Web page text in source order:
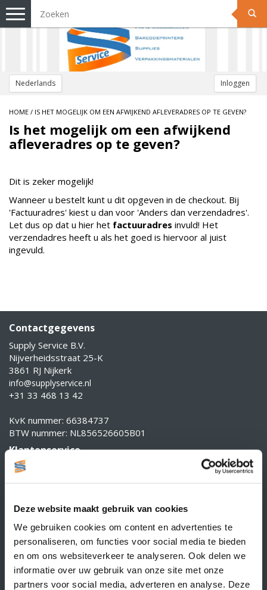
Deze website maakt gebruik van cookies
We gebruiken cookies om content en advertenties te
personaliseren, om functies voor social media te bieden
en om ons websiteverkeer te analyseren. Ook delen we
informatie over uw gebruik van onze site met onze
partners voor social media, adverteren en analyse. Deze
Nederlands Inloggen
Toggle
navigation
HOME / IS HET MOGELIJK OM EEN AFWIJKEND AFLEVERADRES OP TE GEVEN?
Is het mogelijk om een afwijkend
afleveradres op te geven?
Dit is zeker mogelijk!
Wanneer u bestelt kunt u dit opgeven in de checkout. Bij
'Factuuradres' kiest u dan voor 'Anders dan verzendadres'.
Let dus op dat u hier het factuuradres invuld! Het
verzendadres heeft u als het goed is hiervoor al juist
ingevuld.
Contactgegevens
Supply Service B.V.
Nijverheidsstraat 25-K
3861 RJ Nijkerk
info@supplyservice.nl
+31 33 468 13 42
KvK nummer: 66384737
BTW nummer: NL856526605B01
Klantenservice
Contact
Veelgestelde vragen
Retourbeleid
Algemene voorwaarden
Privacy statement